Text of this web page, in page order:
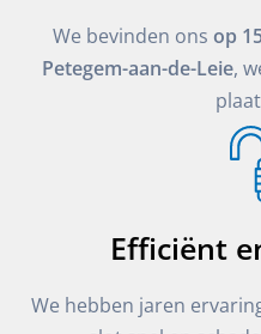
We bevinden ons op
Petegem-aan-de-Leie,
Efficiënt
We hebben jaren